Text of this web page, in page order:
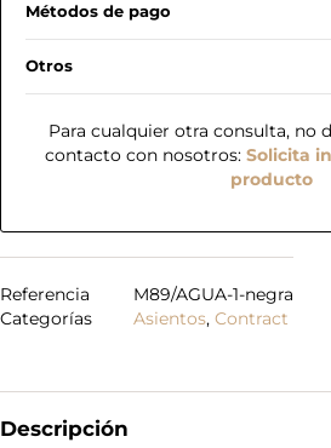
Métodos de pago
Otros
Para cualquier otra consulta, no
contacto con nosotros: Solicita
producto
Referencia
M89/AGUA-1-negra
Categorías
Asientos, Contract
Descripción